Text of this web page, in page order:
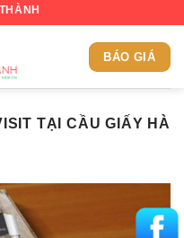
BÁO GIÁ
TẠI CẦU GIẤY HÀ